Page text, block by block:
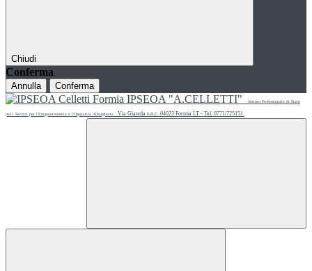
Chiudi
Conferma
Annulla Conferma
IPSEOA "A.CELLETTI" Istituto Professionale di Stato
per i Servizi per l'Enogastronomia e l'Ospitalità Alberghiera Via Gianola s.n.c. 04023 Formia LT - Tel. 0771/725151